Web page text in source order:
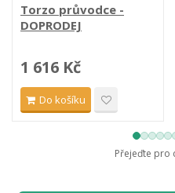
Torzo průvodce -
DOPRODEJ
1 616 Kč
Do košíku
Přejeďte pro